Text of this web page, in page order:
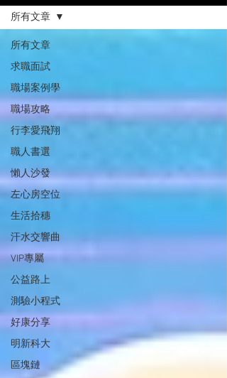
所有文章
求職面試
職場案例學
職場攻略
行李愛飛翔
職人書選
懶人沙發
左心房空位
生活拾穗
汗水交響曲
VIP專屬
公益路上
測驗小程式
好康分享
明新科大
區塊鏈
所有文章